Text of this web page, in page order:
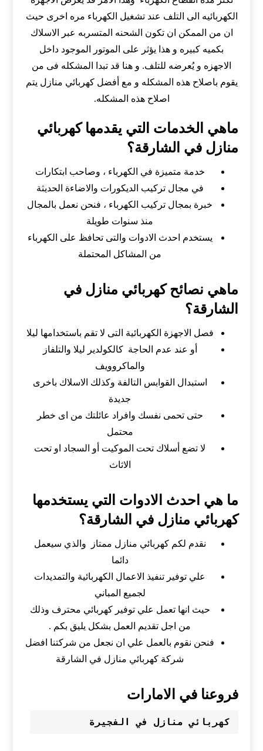
الكهربائيه الى التلف عند تشغيل الكهرباء مره اخرى حيث
ان من الممكن ان تكون الشحنه المتسربه عبر الاسلاك
بكميه كبيره و هذا يؤثر على الموتور الموجود داخل
الاجهزه و يُعرضه للتلف. و هنا قد تبدا المشكله فى من
يقوم باصلاح هذه المشكله و مع أفضل كهربائي منازل يتم
اصلاح هذه المشكله.
ماهي الخدمات التي يقدمها كهربائي
منازل في الشارقة؟
خدمة متميزة في الكهرباء ، وصاحب ابتكارات
في مجال تركيب الديكورات والاضاءة الحديثة
خبرة بمجال تركيب الكهرباء ، فنحن نعمل بالمجال
منذ سنوات طويلة
يستخدم احدث الادوات والتى تحافظ على الكهرباء
من المشاكل المحتملة
ماهي نصائح كهربائي منازل في
الشارقة؟
فصل الاجهزة الكهربائية التى لا تقم باستخدامها ليلا
أو عند عدم الحاجة كالكولدير ليلا والتلفاز
والماكروويف
استبدال القوابس التالفة وكذلك الاسلاك باخرى
جديدة
حتى تحمى نفسك وافراد عائلتك من اى خطر
محتمل
لا تضع أسلاك تحت الموكيت أو السجاد او تحت
الاثاث
ما هي احدث الادوات التي يستخدمها
كهربائي منازل في الشارقة؟
نقدم لكم كهربائي منازل ممتاز والذي سيعمل
دائما
علي توفير تنفيذ الاعمال الكهربائية والتمديدات
لجميع المباني
حيث انها تعمل علي توفير كهربائي محترف وذلك
من اجل تقديم العمل بشكل يليق بكم .
فنحن نقوم بالعمل علي ان نجعل من شركتنا افضل
شركة كهربائي منازل في الشارقة
فروعنا في الامارات
كهربائي منازل في الفجيرة